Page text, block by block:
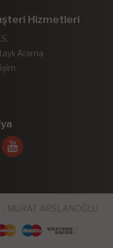
Hizmetleri
Arama
MURAT ARSLANOĞLU